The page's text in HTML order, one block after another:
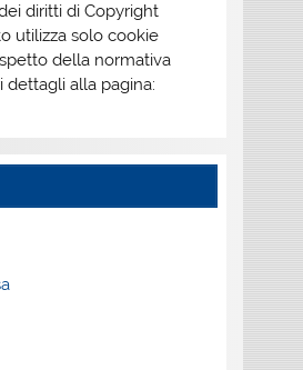
diritti di Copyright
utilizza solo cookie
della normativa
dettagli alla pagina: